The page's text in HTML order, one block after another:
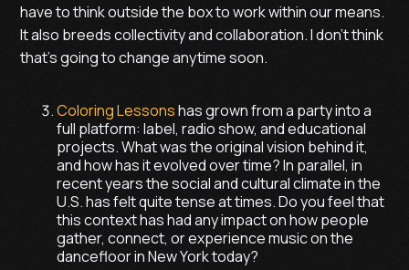
have to think outside the box to work within our means.
It also breeds collectivity and collaboration. I don’t think
that’s going to change anytime soon.
Coloring Lessonshas grown from a party into a
full platform: label, radio show, and educational
projects. What was the original vision behind it,
and how has it evolved over time? In parallel, in
recent years the social and cultural climate in the
U.S. has felt quite tense at times. Do you feel that
this context has had any impact on how people
gather, connect, or experience music on the
dancefloor in New York today?